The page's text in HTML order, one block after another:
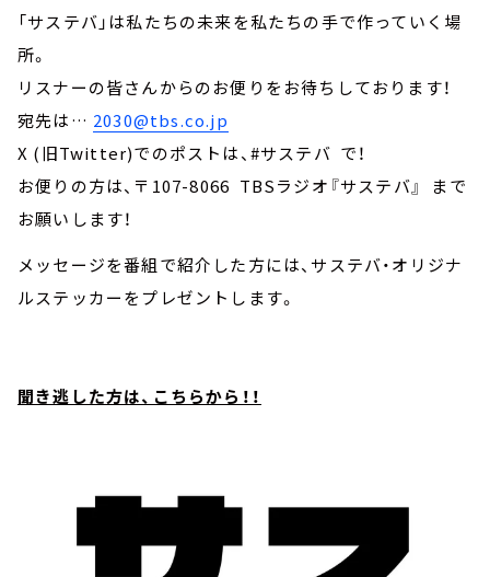
「サステバ」は私たちの未来を私たちの手で作っていく場
所。
リスナーの皆さんからのお便りをお待ちしております！
宛先は… 2030@tbs.co.jp
X (旧Twitter)でのポストは、#サステバ で！
お便りの方は、〒107-8066 TBSラジオ『サステバ』 まで
お願いします！
メッセージを番組で紹介した方には、サステバ・オリジナ
ルステッカーをプレゼントします。
聞き逃した方は、こちらから！！